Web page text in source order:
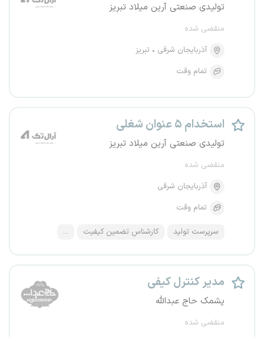
تولیدی صنعتی آرین میلاد تبریز
منقضی شده
آذربایجان شرقی
تبریز
تمام وقت
استخدام ۵ عنوان شغلی
تولیدی صنعتی آرین میلاد تبریز
منقضی شده
آذربایجان شرقی
تمام وقت
سرپرست تولید کارشناس تضمین کیفیت ...
مدیر کنترل کیفی
پشمک حاج عبدالله
منقضی شده